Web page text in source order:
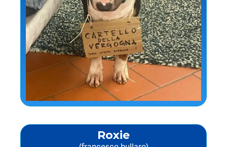
Roxie